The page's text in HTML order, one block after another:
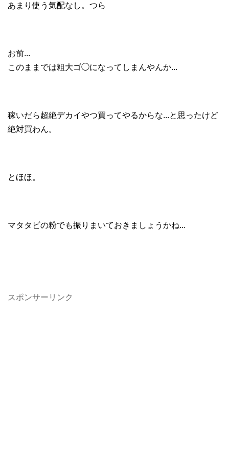
あまり使う気配なし。つら
お前...
このままでは粗大ゴ◯になってしまんやんか...
稼いだら超絶デカイやつ買ってやるからな...と思ったけど
絶対買わん。
とほほ。
マタタビの粉でも振りまいておきましょうかね...
スポンサーリンク